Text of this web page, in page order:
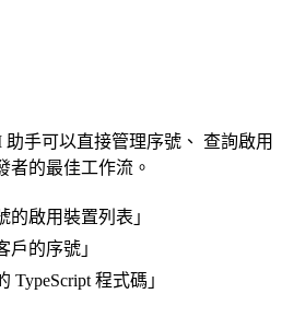
助手可以直接管理序號、 查詢啟用
者的最佳工作流。
的啟用裝置列表」
戶的序號」
TypeScript 程式碼」